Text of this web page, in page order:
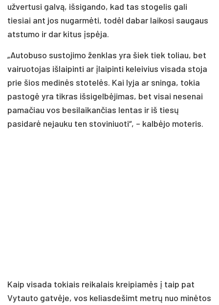
užvertusi galvą, išsigando, kad tas stogelis gali
tiesiai ant jos nugarmėti, todėl dabar laikosi saugaus
atstumo ir dar kitus įspėja.
„Autobuso sustojimo ženklas yra šiek tiek toliau, bet
vairuotojas išlaipinti ar įlaipinti keleivius visada stoja
prie šios medinės stotelės. Kai lyja ar sninga, tokia
pastogė yra tikras išsigelbėjimas, bet visai nesenai
pamačiau vos besilaikančias lentas ir iš tiesų
pasidarė nejauku ten stoviniuoti“, – kalbėjo moteris.
Kaip visada tokiais reikalais kreipiamės į taip pat
Vytauto gatvėje, vos keliasdešimt metrų nuo minėtos